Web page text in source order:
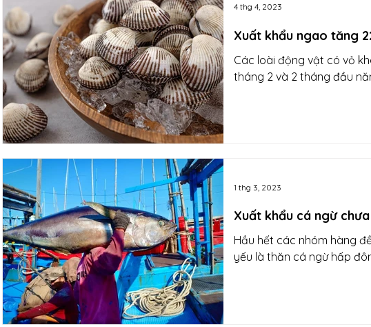
Xuất khẩu ngao tăng
Các loài động vật có vỏ
tháng 2 và 2 tháng đầu
4 thg 4, 2023
Xuất khẩu cá ngừ
Hầu hết các nhóm hàng
yếu là thăn cá ngừ hấp
1 thg 3, 2023